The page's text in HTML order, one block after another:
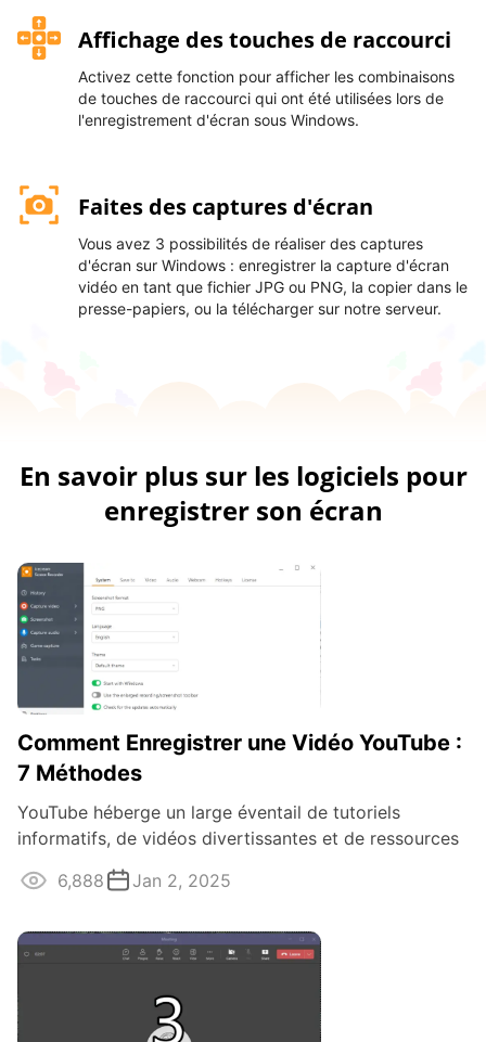
Affichage des touches de raccourci
Activez cette fonction pour afficher les combinaisons
de touches de raccourci qui ont été utilisées lors de
l'enregistrement d'écran sous Windows.
Faites des captures d'écran
Vous avez 3 possibilités de réaliser des captures
d'écran sur Windows : enregistrer la capture d'écran
vidéo en tant que fichier JPG ou PNG, la copier dans le
presse-papiers, ou la télécharger sur notre serveur.
En savoir plus sur les logiciels pour
enregistrer son écran
Comment Enregistrer une Vidéo YouTube :
7 Méthodes
YouTube héberge un large éventail de tutoriels
informatifs, de vidéos divertissantes et de ressources
précieuses. Si vous cherchez un ...
6,888 Jan 2, 2025